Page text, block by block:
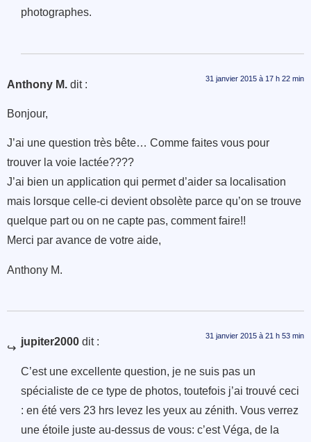
photographes.
Anthony M. dit : 31 janvier 2015 à 17 h 22 min
Bonjour,
J’ai une question très bête… Comme faites vous pour
trouver la voie lactée????
J’ai bien un application qui permet d’aider sa localisation
mais lorsque celle-ci devient obsolète parce qu’on se trouve
quelque part ou on ne capte pas, comment faire!!
Merci par avance de votre aide,
Anthony M.
jupiter2000 dit : 31 janvier 2015 à 21 h 53 min
C’est une excellente question, je ne suis pas un
spécialiste de ce type de photos, toutefois j’ai trouvé ceci
: en été vers 23 hrs levez les yeux au zénith. Vous verrez
une étoile juste au-dessus de vous: c’est Véga, de la